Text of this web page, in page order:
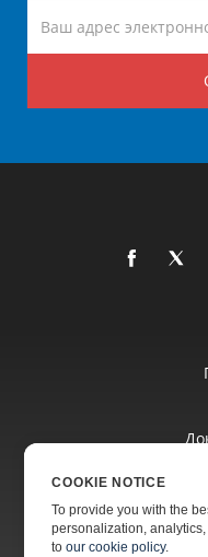
COOKIE NOTICE
To provide you with the
personalization,
toour cookie policy.